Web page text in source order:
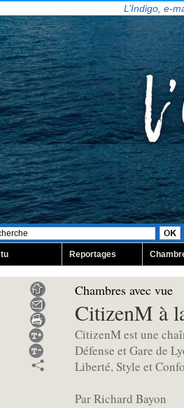
L’Indigo, e-
Reportages
Chambres avec vue
CitizenM à
CitizenM est une
Défense et Gare de
Liberté, Style et
Par Richard Bayon